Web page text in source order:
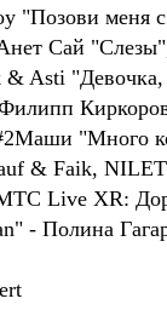
"Позови меня
Сай
Asti
"Много
& Faik,
Live XR:
- Полина